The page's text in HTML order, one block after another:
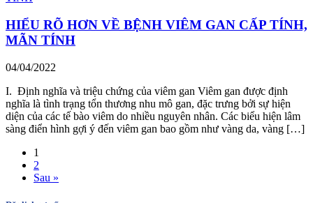
HIỂU RÕ HƠN VỀ BỆNH VIÊM GAN CẤP TÍNH,
MÃN TÍNH
04/04/2022
I. Định nghĩa và triệu chứng của viêm gan Viêm gan được định
nghĩa là tình trạng tổn thương nhu mô gan, đặc trưng bởi sự hiện
diện của các tế bào viêm do nhiều nguyên nhân. Các biểu hiện lâm
sàng điển hình gợi ý đến viêm gan bao gồm như vàng da, vàng […]
1
2
Sau »